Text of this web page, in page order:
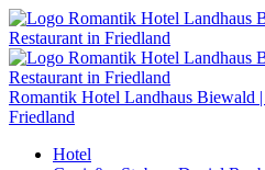
Romantik Hotel Landhaus Biewald
Friedland
Hotel